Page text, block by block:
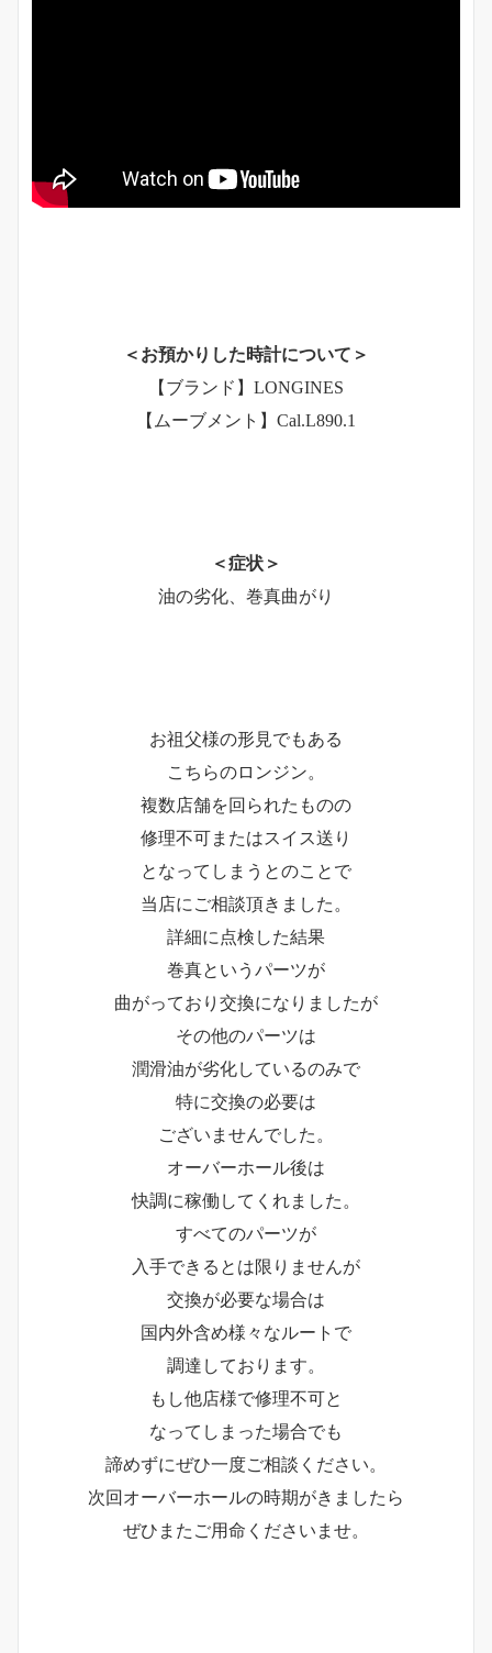
＜お預かりした時計について＞
【ブランド】LONGINES
【ムーブメント】Cal.L890.1
＜症状＞
油の劣化、巻真曲がり
お祖父様の形見でもある
こちらのロンジン。
複数店舗を回られたものの
修理不可またはスイス送り
となってしまうとのことで
当店にご相談頂きました。
詳細に点検した結果
巻真というパーツが
曲がっており交換になりましたが
その他のパーツは
潤滑油が劣化しているのみで
特に交換の必要は
ございませんでした。
オーバーホール後は
快調に稼働してくれました。
すべてのパーツが
入手できるとは限りませんが
交換が必要な場合は
国内外含め様々なルートで
調達しております。
もし他店様で修理不可と
なってしまった場合でも
諦めずにぜひ一度ご相談ください。
次回オーバーホールの時期がきましたら
ぜひまたご用命くださいませ。